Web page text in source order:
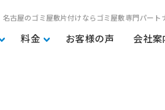
名古屋のゴミ屋敷片付けならゴミ屋敷専門パート
料金 お客様の声 会社案